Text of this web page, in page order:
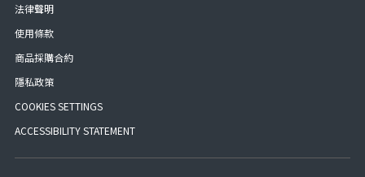
法律聲明
使用條款
商品採購合約
隱私政策
COOKIES SETTINGS
ACCESSIBILITY STATEMENT